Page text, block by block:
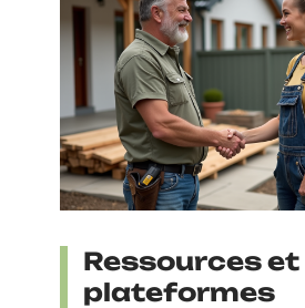
Ressources et
plateformes